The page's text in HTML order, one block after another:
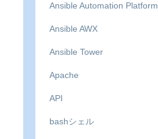
Ansible Automation Platform
Ansible AWX
Ansible Tower
Apache
API
bashシェル